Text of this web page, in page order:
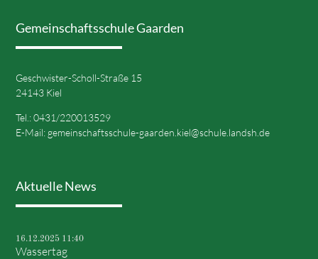
Gemeinschaftsschule Gaarden
Geschwister-Scholl-Straße 15
24143 Kiel
Tel.: 0431/220013529
E-Mail: gemeinschaftsschule-gaarden.kiel@schule.landsh.de
Aktuelle News
16.12.2025 11:40
Wassertag